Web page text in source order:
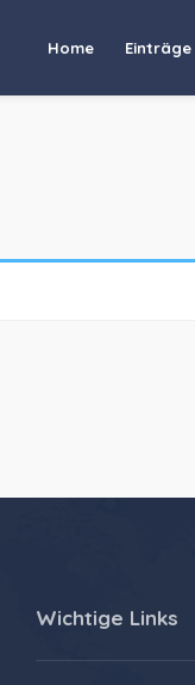
Home Einträge
Wichtige Links